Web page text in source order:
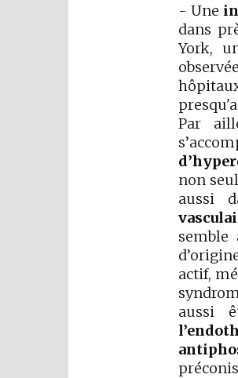
- Une
dans
York,
Par
non
aussi
semble
actif,
aussi